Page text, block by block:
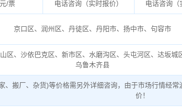
/票 电话咨询（实时报价） 电话咨询（
京口区、润州区、丹徒区、丹阳市、扬中市、句容市
区、沙依巴克区、新市区、水磨沟区、头屯河区、达坂城
乌鲁木齐县
、搬厂、杂货)等价格需另外详细咨询，由于市场行情经
价！